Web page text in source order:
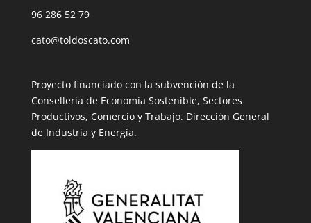
96 286 52 79
cato@toldoscato.com
Proyecto financiado con la subvención de la
Conselleria de Economía Sostenible, Sectores
Productivos, Comercio y Trabajo. Dirección General
de Industria y Energía.